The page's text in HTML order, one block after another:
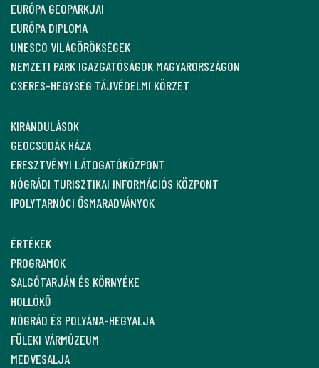
EURÓPA GEOPARKJAI
EURÓPA DIPLOMA
UNESCO VILÁGÖRÖKSÉGEK
NEMZETI PARK IGAZGATÓSÁGOK MAGYARORSZÁGON
CSERES-HEGYSÉG TÁJVÉDELMI KÖRZET
KIRÁNDULÁSOK
GEOCSODÁK HÁZA
ERESZTVÉNYI LÁTOGATÓKÖZPONT
NÓGRÁDI TURISZTIKAI INFORMÁCIÓS KÖZPONT
IPOLYTARNÓCI ŐSMARADVÁNYOK
ÉRTÉKEK
PROGRAMOK
SALGÓTARJÁN ÉS KÖRNYÉKE
HOLLÓKŐ
NÓGRÁD ÉS POLYÁNA-HEGYALJA
FÜLEKI VÁRMÚZEUM
MEDVESALJA